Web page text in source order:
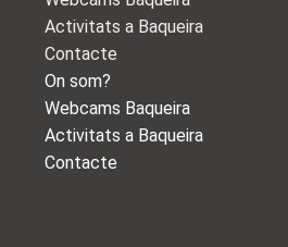
Activitats a Baqueira
Contacte
On som?
Webcams Baqueira
Activitats a Baqueira
Contacte